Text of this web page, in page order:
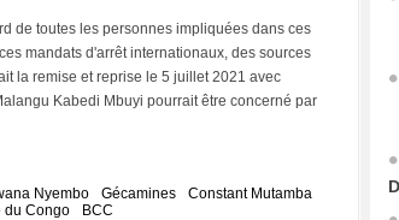
de toutes les personnes impliquées dans ces
mandats d'arrêt internationaux, des sources
la remise et reprise le 5 juillet 2021 avec
Kabedi Mbuyi pourrait être concerné par
Nyembo Gécamines
Constant Mutamba
du Congo
BCC